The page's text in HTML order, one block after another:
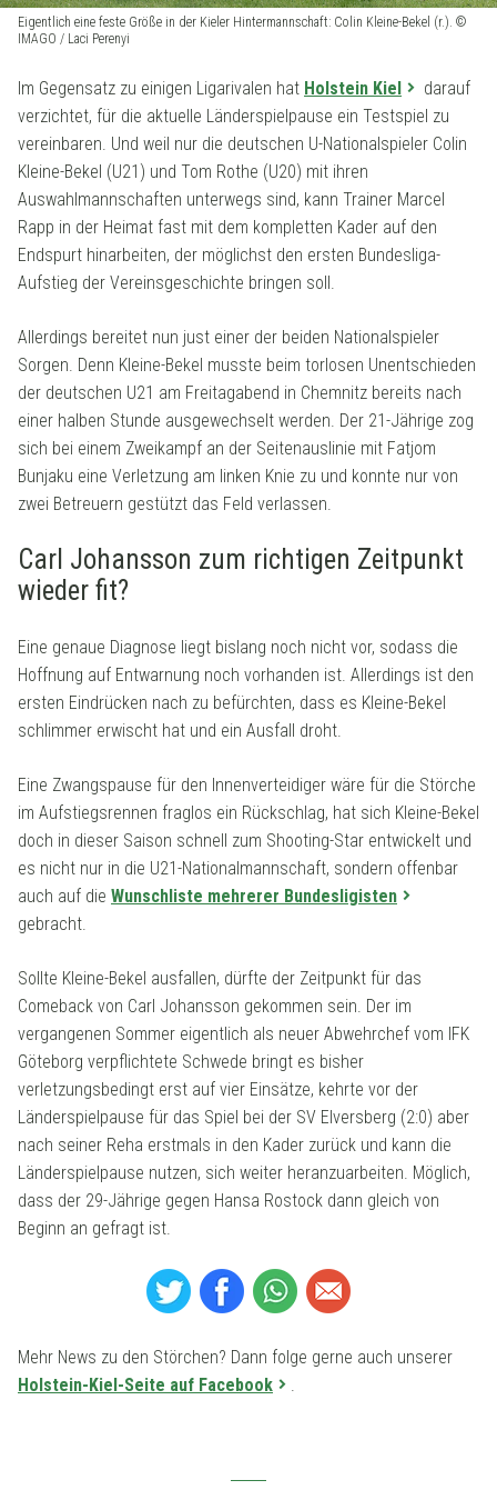
Eigentlich eine feste Größe in der Kieler Hintermannschaft: Colin Kleine-Bekel (r.). ©
IMAGO / Laci Perenyi
Im Gegensatz zu einigen Ligarivalen hat Holstein Kiel
darauf
verzichtet, für die aktuelle Länderspielpause ein Testspiel zu
vereinbaren. Und weil nur die deutschen U-Nationalspieler Colin
Kleine-Bekel (U21) und Tom Rothe (U20) mit ihren
Auswahlmannschaften unterwegs sind, kann Trainer Marcel
Rapp in der Heimat fast mit dem kompletten Kader auf den
Endspurt hinarbeiten, der möglichst den ersten Bundesliga-
Aufstieg der Vereinsgeschichte bringen soll.
Allerdings bereitet nun just einer der beiden Nationalspieler
Sorgen. Denn Kleine-Bekel musste beim torlosen Unentschieden
der deutschen U21 am Freitagabend in Chemnitz bereits nach
einer halben Stunde ausgewechselt werden. Der 21-Jährige zog
sich bei einem Zweikampf an der Seitenauslinie mit Fatjom
Bunjaku eine Verletzung am linken Knie zu und konnte nur von
zwei Betreuern gestützt das Feld verlassen.
Carl Johansson zum richtigen Zeitpunkt
wieder fit?
Eine genaue Diagnose liegt bislang noch nicht vor, sodass die
Hoffnung auf Entwarnung noch vorhanden ist. Allerdings ist den
ersten Eindrücken nach zu befürchten, dass es Kleine-Bekel
schlimmer erwischt hat und ein Ausfall droht.
Eine Zwangspause für den Innenverteidiger wäre für die Störche
im Aufstiegsrennen fraglos ein Rückschlag, hat sich Kleine-Bekel
doch in dieser Saison schnell zum Shooting-Star entwickelt und
es nicht nur in die U21-Nationalmannschaft, sondern offenbar
auch auf die Wunschliste mehrerer Bundesligisten
gebracht.
Sollte Kleine-Bekel ausfallen, dürfte der Zeitpunkt für das
Comeback von Carl Johansson gekommen sein. Der im
vergangenen Sommer eigentlich als neuer Abwehrchef vom IFK
Göteborg verpflichtete Schwede bringt es bisher
verletzungsbedingt erst auf vier Einsätze, kehrte vor der
Länderspielpause für das Spiel bei der SV Elversberg (2:0) aber
nach seiner Reha erstmals in den Kader zurück und kann die
Länderspielpause nutzen, sich weiter heranzuarbeiten. Möglich,
dass der 29-Jährige gegen Hansa Rostock dann gleich von
Beginn an gefragt ist.
Mehr News zu den Störchen? Dann folge gerne auch unserer
Holstein-Kiel-Seite auf Facebook